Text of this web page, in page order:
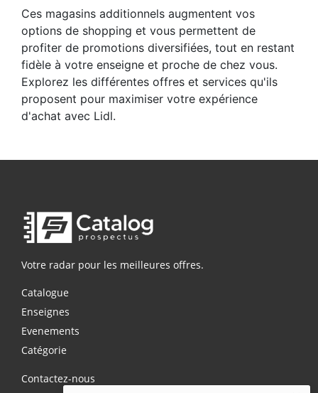
Ces magasins additionnels augmentent vos
options de shopping et vous permettent de
profiter de promotions diversifiées, tout en restant
fidèle à votre enseigne et proche de chez vous.
Explorez les différentes offres et services qu'ils
proposent pour maximiser votre expérience
d'achat avec Lidl.
Votre radar pour les meilleures offres.
Catalogue
Enseignes
Evenements
Catégorie
Contactez-nous